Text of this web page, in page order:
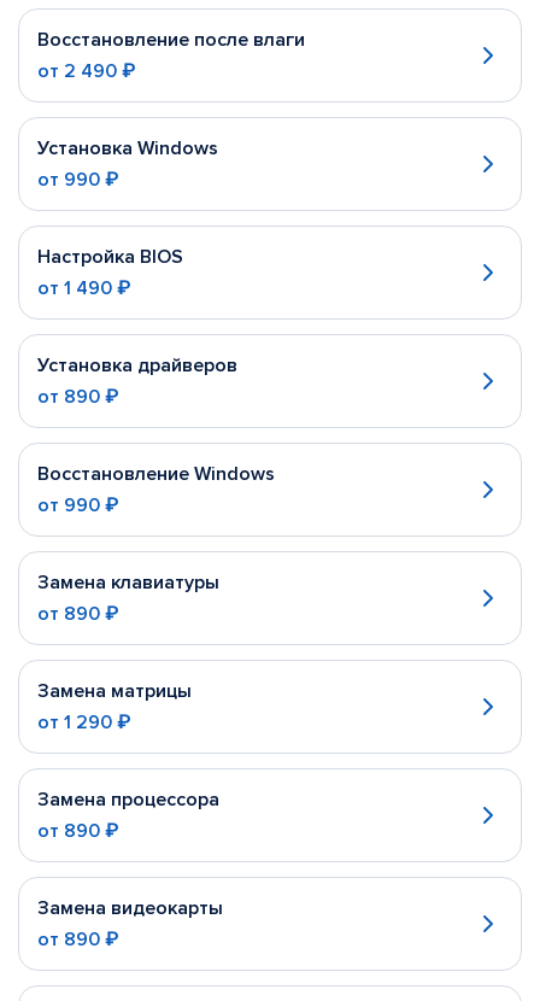
Восстановление после влаги
от 2 490 ₽
Установка Windows
от 990 ₽
Настройка BIOS
от 1 490 ₽
Установка драйверов
от 890 ₽
Восстановление Windows
от 990 ₽
Замена клавиатуры
от 890 ₽
Замена матрицы
от 1 290 ₽
Замена процессора
от 890 ₽
Замена видеокарты
от 890 ₽